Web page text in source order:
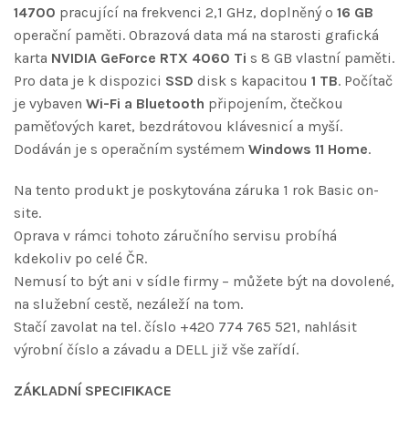
14700 pracující na frekvenci 2,1 GHz, doplněný o 16 GB
operační paměti. Obrazová data má na starosti grafická
karta NVIDIA GeForce RTX 4060 Ti s 8 GB vlastní paměti.
Pro data je k dispozici SSD disk s kapacitou 1 TB. Počítač
je vybaven Wi-Fi a Bluetooth připojením, čtečkou
paměťových karet, bezdrátovou klávesnicí a myší.
Dodáván je s operačním systémem Windows 11 Home.
Na tento produkt je poskytována záruka 1 rok Basic on-
site.
Oprava v rámci tohoto záručního servisu probíhá
kdekoliv po celé ČR.
Nemusí to být ani v sídle firmy – můžete být na dovolené,
na služební cestě, nezáleží na tom.
Stačí zavolat na tel. číslo +420 774 765 521, nahlásit
výrobní číslo a závadu a DELL již vše zařídí.
ZÁKLADNÍ SPECIFIKACE